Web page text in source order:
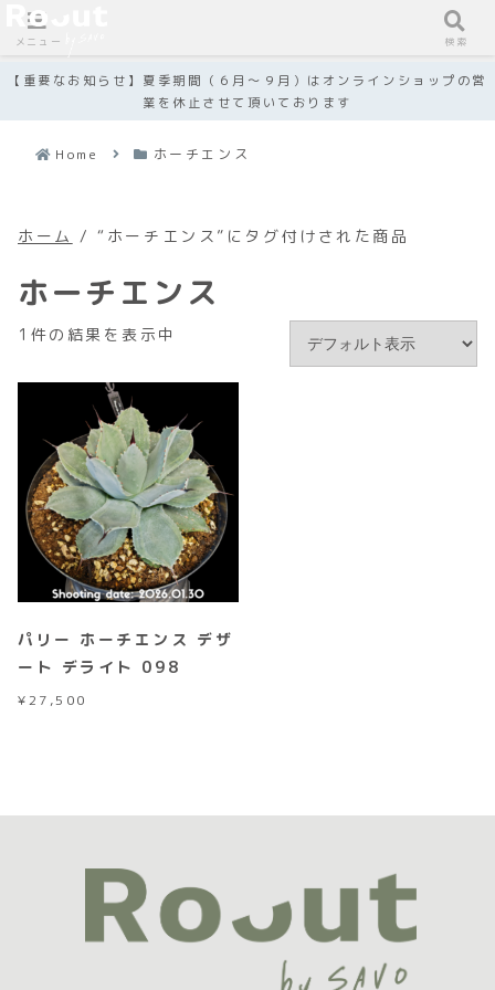
【重要なお知らせ】夏季期間（６月～９月）はオンラインショップの営
業を休止させて頂いております
Home ホーチエンス
ホーム / “ホーチエンス”にタグ付けされた商品
ホーチエンス
1件の結果を表示中
パリー ホーチエンス デザ
ート デライト 098
¥27,500
メニュー 検索